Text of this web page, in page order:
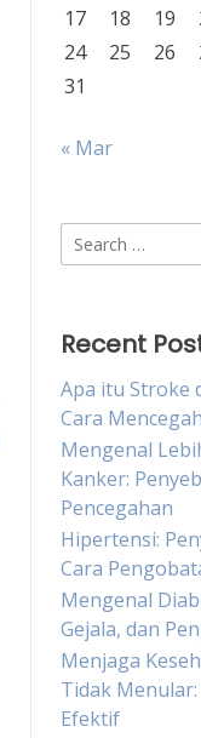
17
18 19
24
25 26
31
« Mar
Search
for:
Recent
Apa itu Stroke
Cara
Mengenal
Kanker:
Pencegahan
Hipertensi:
Cara
Mengenal
Gejala, dan
Menjaga
Tidak
Efektif